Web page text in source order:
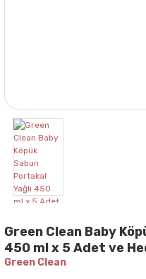
Green Clean Baby
450 ml x 5 Adet ve
Green Clean